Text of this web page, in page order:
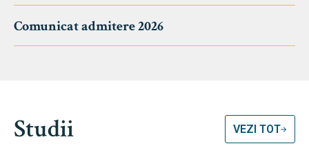
Comunicat admitere 2026
Studii VEZI TOT